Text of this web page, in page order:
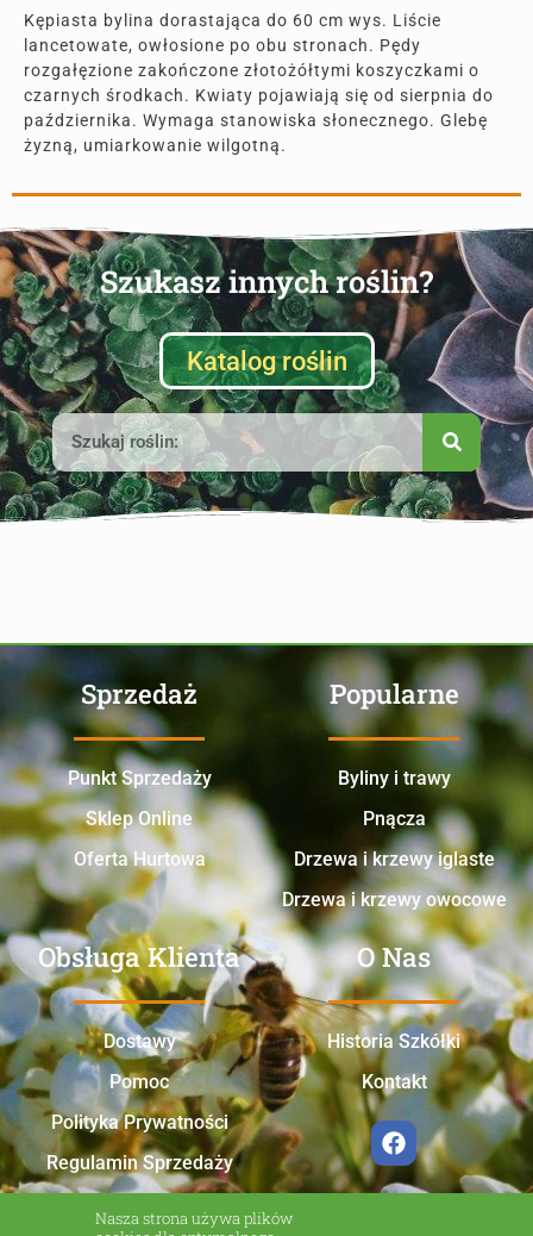
Kępiasta bylina dorastająca do 60 cm wys. Liście
lancetowate, owłosione po obu stronach. Pędy
rozgałęzione zakończone złotożółtymi koszyczkami o
czarnych środkach. Kwiaty pojawiają się od sierpnia do
października. Wymaga stanowiska słonecznego. Glebę
żyzną, umiarkowanie wilgotną.
Szukasz innych roślin?
Katalog roślin
Sprzedaż
Punkt Sprzedaży
Sklep Online
Oferta Hurtowa
Popularne
Byliny i trawy
Pnącza
Drzewa i krzewy iglaste
Drzewa i krzewy owocowe
Obsługa Klienta
Dostawy
Pomoc
Polityka Prywatności
Regulamin Sprzedaży
O Nas
Historia Szkółki
Kontakt
Nasza strona używa plików